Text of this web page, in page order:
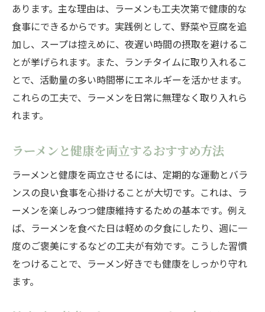
あります。主な理由は、ラーメンも工夫次第で健康的な
食事にできるからです。実践例として、野菜や豆腐を追
加し、スープは控えめに、夜遅い時間の摂取を避けるこ
とが挙げられます。また、ランチタイムに取り入れるこ
とで、活動量の多い時間帯にエネルギーを活かせます。
これらの工夫で、ラーメンを日常に無理なく取り入れら
れます。
ラーメンと健康を両立するおすすめ方法
ラーメンと健康を両立させるには、定期的な運動とバラ
ンスの良い食事を心掛けることが大切です。これは、ラ
ーメンを楽しみつつ健康維持するための基本です。例え
ば、ラーメンを食べた日は軽めの夕食にしたり、週に一
度のご褒美にするなどの工夫が有効です。こうした習慣
をつけることで、ラーメン好きでも健康をしっかり守れ
ます。